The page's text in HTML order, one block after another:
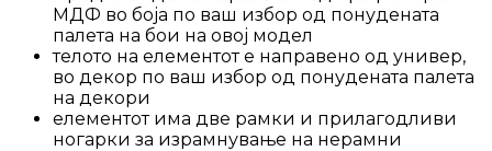
МДФ во боја по ваш избор од понудената
палета на бои на овој модел
телото на елементот е направено од универ,
во декор по ваш избор од понудената палета
на декори
елементот има две рамки и прилагодливи
ногарки за израмнување на нерамни